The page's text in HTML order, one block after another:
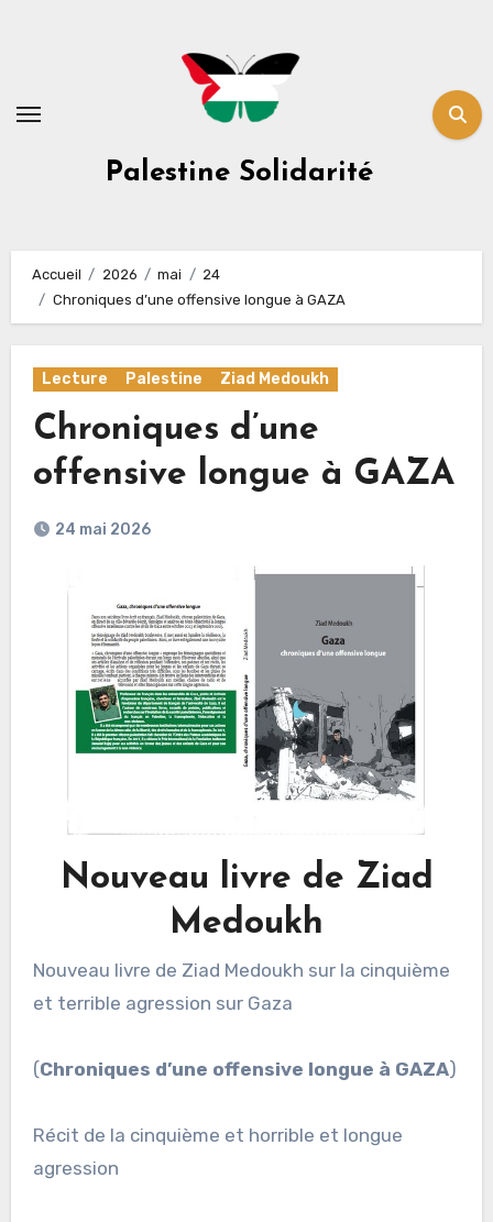
Palestine Solidarité
Accueil 2026 mai
24
Chroniques d’une offensive longue à GAZA
Lecture Palestine Ziad Medoukh
Chroniques d’une
offensive longue à GAZA
24 mai 2026
Nouveau livre de Ziad
Medoukh
Nouveau livre de Ziad Medoukh sur la cinquième
et terrible agression sur Gaza
(Chroniques d’une offensive longue à GAZA)
Récit de la cinquième et horrible et longue
agression